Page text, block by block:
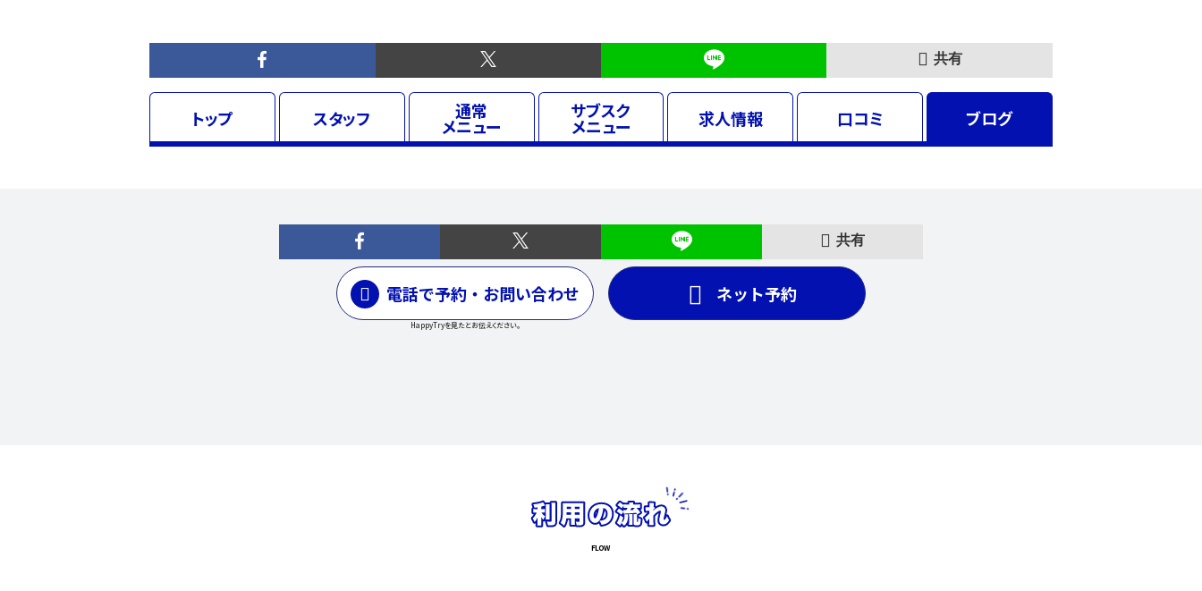
共有
トップ スタッフ 通常
メニュー
サブスク
メニュー 求人情報 口コミ ブログ
共有
ネット予約
電話で予約・お問い合わせ
HappyTryを見たとお伝えください。